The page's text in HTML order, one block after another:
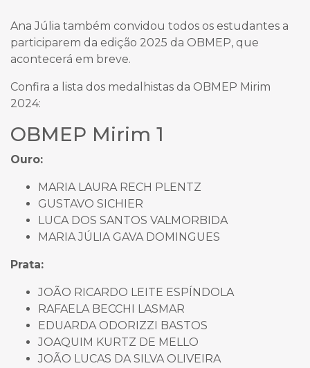
Ana Júlia também convidou todos os estudantes a
participarem da edição 2025 da OBMEP, que
acontecerá em breve.
Confira a lista dos medalhistas da OBMEP Mirim
2024:
OBMEP Mirim 1
Ouro:
MARIA LAURA RECH PLENTZ
GUSTAVO SICHIER
LUCA DOS SANTOS VALMORBIDA
MARIA JÚLIA GAVA DOMINGUES
Prata:
JOÃO RICARDO LEITE ESPÍNDOLA
RAFAELA BECCHI LASMAR
EDUARDA ODORIZZI BASTOS
JOAQUIM KURTZ DE MELLO
JOÃO LUCAS DA SILVA OLIVEIRA